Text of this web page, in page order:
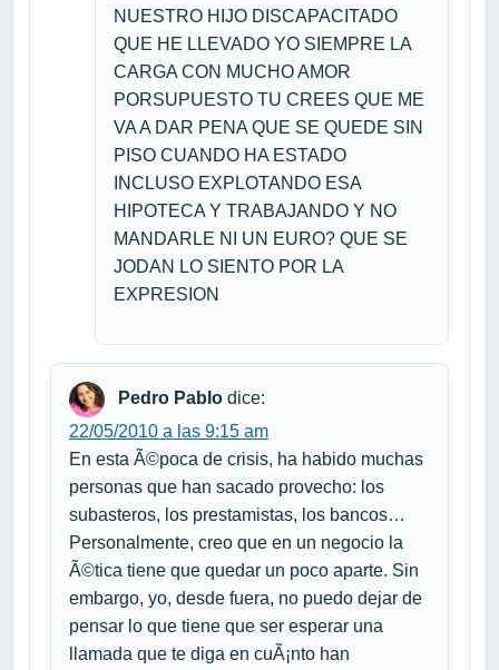
NUESTRO HIJO DISCAPACITADO
QUE HE LLEVADO YO SIEMPRE LA
CARGA CON MUCHO AMOR
PORSUPUESTO TU CREES QUE ME
VA A DAR PENA QUE SE QUEDE SIN
PISO CUANDO HA ESTADO
INCLUSO EXPLOTANDO ESA
HIPOTECA Y TRABAJANDO Y NO
MANDARLE NI UN EURO? QUE SE
JODAN LO SIENTO POR LA
EXPRESION
Pedro Pablo dice:
22/05/2010 a las 9:15 am
En esta Ã©poca de crisis, ha habido muchas
personas que han sacado provecho: los
subasteros, los prestamistas, los bancos…
Personalmente, creo que en un negocio la
Ã©tica tiene que quedar un poco aparte. Sin
embargo, yo, desde fuera, no puedo dejar de
pensar lo que tiene que ser esperar una
llamada que te diga en cuÃ¡nto han